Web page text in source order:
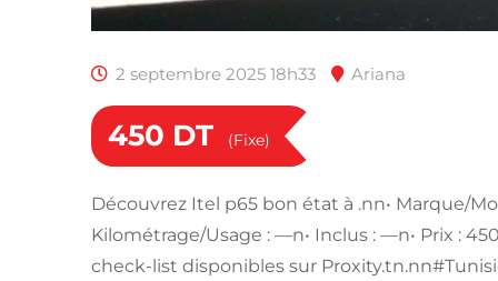
2 septembre 2025 18h33 Ariana
450 DT (Fixe)
Découvrez Itel p65 bon état à .nn• Marque/
Kilométrage/Usage : —n• Inclus : —n• Prix :
check-list disponibles sur